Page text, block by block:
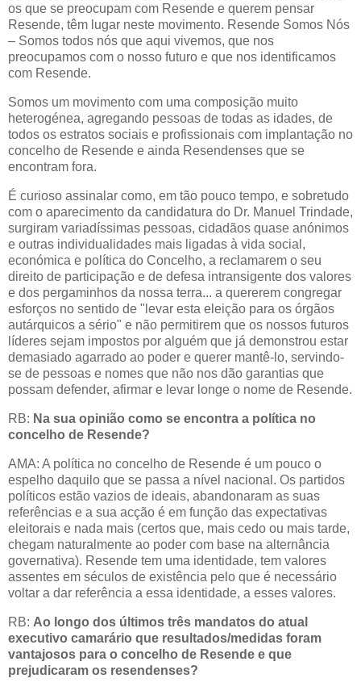
os que se preocupam com Resende e querem pensar
Resende, têm lugar neste movimento. Resende Somos Nós
– Somos todos nós que aqui vivemos, que nos
preocupamos com o nosso futuro e que nos identificamos
com Resende.
Somos um movimento com uma composição muito
heterogénea, agregando pessoas de todas as idades, de
todos os estratos sociais e profissionais com implantação no
concelho de Resende e ainda Resendenses que se
encontram fora.
É curioso assinalar como, em tão pouco tempo, e sobretudo
com o aparecimento da candidatura do Dr. Manuel Trindade,
surgiram variadíssimas pessoas, cidadãos quase anónimos
e outras individualidades mais ligadas à vida social,
económica e política do Concelho, a reclamarem o seu
direito de participação e de defesa intransigente dos valores
e dos pergaminhos da nossa terra... a quererem congregar
esforços no sentido de "levar esta eleição para os órgãos
autárquicos a sério" e não permitirem que os nossos futuros
líderes sejam impostos por alguém que já demonstrou estar
demasiado agarrado ao poder e querer mantê-lo, servindo-
se de pessoas e nomes que não nos dão garantias que
possam defender, afirmar e levar longe o nome de Resende.
RB: Na sua opinião como se encontra a política no
concelho de Resende?
AMA: A política no concelho de Resende é um pouco o
espelho daquilo que se passa a nível nacional. Os partidos
políticos estão vazios de ideais, abandonaram as suas
referências e a sua acção é em função das expectativas
eleitorais e nada mais (certos que, mais cedo ou mais tarde,
chegam naturalmente ao poder com base na alternância
governativa). Resende tem uma identidade, tem valores
assentes em séculos de existência pelo que é necessário
voltar a dar referência a essa identidade, a esses valores.
RB: Ao longo dos últimos três mandatos do atual
executivo camarário que resultados/medidas foram
vantajosos para o concelho de Resende e que
prejudicaram os resendenses?